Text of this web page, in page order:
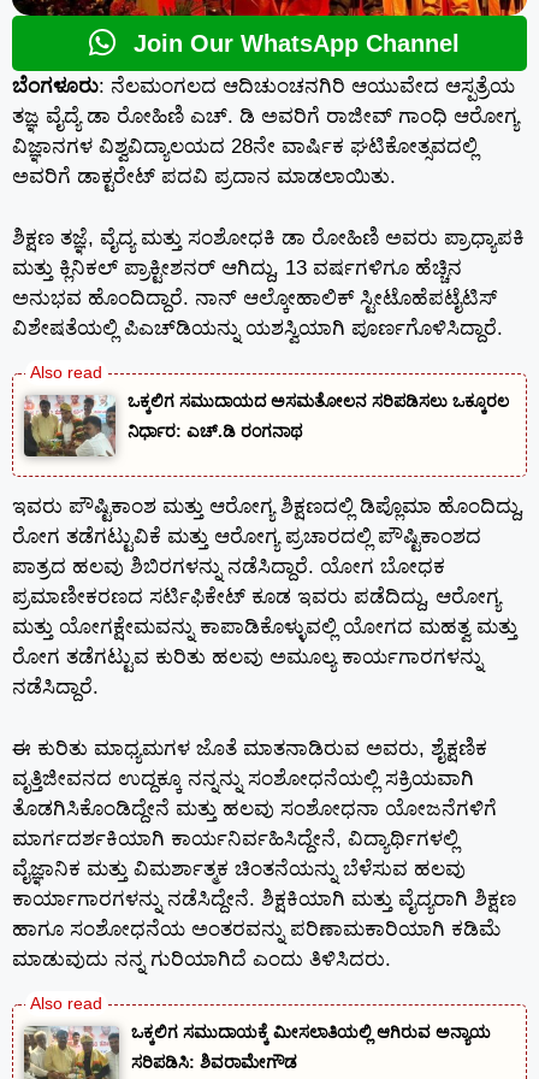
Join Our WhatsApp Channel
ಬೆಂಗಳೂರು: ನೆಲಮಂಗಲದ ಆದಿಚುಂಚನಗಿರಿ ಆಯುವೇದ ಆಸ್ಪತ್ರೆಯ
ತಜ್ಞ ವೈದ್ಯೆ ಡಾ ರೋಹಿಣಿ ಎಚ್. ಡಿ ಅವರಿಗೆ ರಾಜೀವ್ ಗಾಂಧಿ ಆರೋಗ್ಯ
ವಿಜ್ಞಾನಗಳ ವಿಶ್ವವಿದ್ಯಾಲಯದ 28ನೇ ವಾರ್ಷಿಕ ಘಟಿಕೋತ್ಸವದಲ್ಲಿ
ಅವರಿಗೆ ಡಾಕ್ಟರೇಟ್ ಪದವಿ ಪ್ರದಾನ ಮಾಡಲಾಯಿತು.
ಶಿಕ್ಷಣ ತಜ್ಞೆ, ವೈದ್ಯ ಮತ್ತು ಸಂಶೋಧಕಿ ಡಾ ರೋಹಿಣಿ ಅವರು ಪ್ರಾಧ್ಯಾಪಕಿ
ಮತ್ತು ಕ್ಲಿನಿಕಲ್ ಪ್ರಾಕ್ಟೀಶನರ್ ಆಗಿದ್ದು, 13 ವರ್ಷಗಳಿಗೂ ಹೆಚ್ಚಿನ
ಅನುಭವ ಹೊಂದಿದ್ದಾರೆ. ನಾನ್ ಆಲ್ಕೋಹಾಲಿಕ್ ಸ್ಟೀಟೊಹೆಪಟೈಟಿಸ್
ವಿಶೇಷತೆಯಲ್ಲಿ ಪಿಎಚ್‌ಡಿಯನ್ನು ಯಶಸ್ವಿಯಾಗಿ ಪೂರ್ಣಗೊಳಿಸಿದ್ದಾರೆ.
ಒಕ್ಕಲಿಗ ಸಮುದಾಯದ ಅಸಮತೋಲನ ಸರಿಪಡಿಸಲು ಒಕ್ಕೂರಲ
ನಿರ್ಧಾರ: ಎಚ್.ಡಿ ರಂಗನಾಥ
ಇವರು ಪೌಷ್ಟಿಕಾಂಶ ಮತ್ತು ಆರೋಗ್ಯ ಶಿಕ್ಷಣದಲ್ಲಿ ಡಿಪ್ಲೊಮಾ ಹೊಂದಿದ್ದು,
ರೋಗ ತಡೆಗಟ್ಟುವಿಕೆ ಮತ್ತು ಆರೋಗ್ಯ ಪ್ರಚಾರದಲ್ಲಿ ಪೌಷ್ಟಿಕಾಂಶದ
ಪಾತ್ರದ ಹಲವು ಶಿಬಿರಗಳನ್ನು ನಡೆಸಿದ್ದಾರೆ. ಯೋಗ ಬೋಧಕ
ಪ್ರಮಾಣೀಕರಣದ ಸರ್ಟಿಫಿಕೇಟ್ ಕೂಡ ಇವರು ಪಡೆದಿದ್ದು, ಆರೋಗ್ಯ
ಮತ್ತು ಯೋಗಕ್ಷೇಮವನ್ನು ಕಾಪಾಡಿಕೊಳ್ಳುವಲ್ಲಿ ಯೋಗದ ಮಹತ್ವ ಮತ್ತು
ರೋಗ ತಡೆಗಟ್ಟುವ ಕುರಿತು ಹಲವು ಅಮೂಲ್ಯ ಕಾರ್ಯಗಾರಗಳನ್ನು
ನಡೆಸಿದ್ದಾರೆ.
ಈ ಕುರಿತು ಮಾಧ್ಯಮಗಳ ಜೊತೆ ಮಾತನಾಡಿರುವ ಅವರು, ಶೈಕ್ಷಣಿಕ
ವೃತ್ತಿಜೀವನದ ಉದ್ದಕ್ಕೂ ನನ್ನನ್ನು ಸಂಶೋಧನೆಯಲ್ಲಿ ಸಕ್ರಿಯವಾಗಿ
ತೊಡಗಿಸಿಕೊಂಡಿದ್ದೇನೆ ಮತ್ತು ಹಲವು ಸಂಶೋಧನಾ ಯೋಜನೆಗಳಿಗೆ
ಮಾರ್ಗದರ್ಶಕಿಯಾಗಿ ಕಾರ್ಯನಿರ್ವಹಿಸಿದ್ದೇನೆ, ವಿದ್ಯಾರ್ಥಿಗಳಲ್ಲಿ
ವೈಜ್ಞಾನಿಕ ಮತ್ತು ವಿಮರ್ಶಾತ್ಮಕ ಚಿಂತನೆಯನ್ನು ಬೆಳೆಸುವ ಹಲವು
ಕಾರ್ಯಾಗಾರಗಳನ್ನು ನಡೆಸಿದ್ದೇನೆ. ಶಿಕ್ಷಕಿಯಾಗಿ ಮತ್ತು ವೈದ್ಯರಾಗಿ ಶಿಕ್ಷಣ
ಹಾಗೂ ಸಂಶೋಧನೆಯ ಅಂತರವನ್ನು ಪರಿಣಾಮಕಾರಿಯಾಗಿ ಕಡಿಮೆ
ಮಾಡುವುದು ನನ್ನ ಗುರಿಯಾಗಿದೆ ಎಂದು ತಿಳಿಸಿದರು.
ಒಕ್ಕಲಿಗ ಸಮುದಾಯಕ್ಕೆ ಮೀಸಲಾತಿಯಲ್ಲಿ ಆಗಿರುವ ಅನ್ಯಾಯ
ಸರಿಪಡಿಸಿ: ಶಿವರಾಮೇಗೌಡ